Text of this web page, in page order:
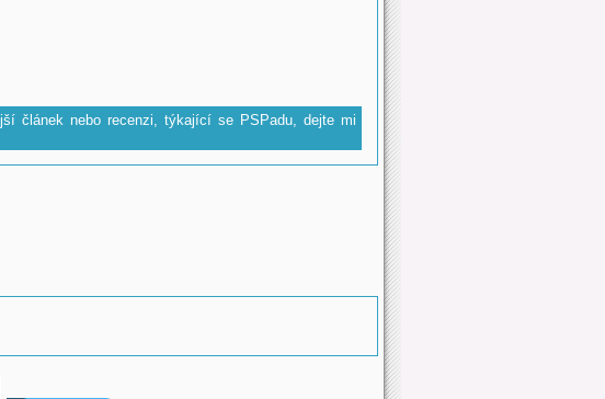
článek nebo recenzi, týkající se PSPadu, dejte mi